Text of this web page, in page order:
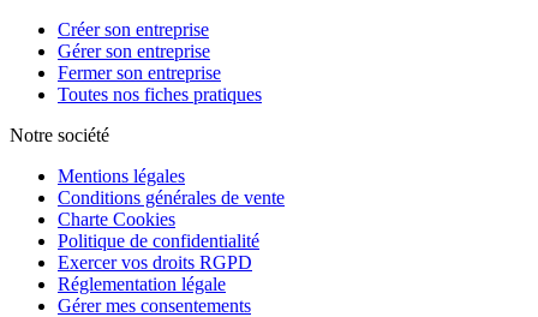
Créer son entreprise
Gérer son entreprise
Fermer son entreprise
Toutes nos fiches pratiques
Notre société
Mentions légales
Conditions générales de vente
Charte Cookies
Politique de confidentialité
Exercer vos droits RGPD
Réglementation légale
Gérer mes consentements